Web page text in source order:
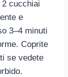
cucchiai
e
3–4 minuti
Coprite
se vedete